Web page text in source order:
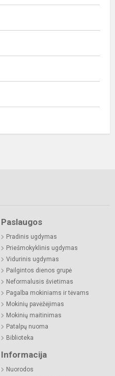
Paslaugos
Pradinis ugdymas
Priešmokyklinis ugdymas
Vidurinis ugdymas
Pailgintos dienos grupė
Neformalusis švietimas
Pagalba mokiniams ir tėvams
Mokinių pavėžėjimas
Mokinių maitinimas
Patalpų nuoma
Biblioteka
Informacija
Nuorodos